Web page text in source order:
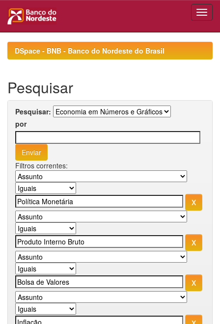
navigationDSpace - BNB - Banco do Nordeste do Brasil
Pesquisar
Pesquisar:
por
Filtros correntes: